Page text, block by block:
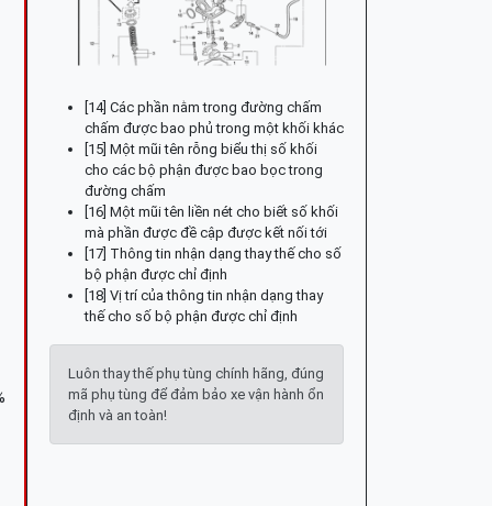
[14] Các phần nằm trong đường chấm
chấm được bao phủ trong một khối khác
[15] Một mũi tên rỗng biểu thị số khối
cho các bộ phận được bao bọc trong
đường chấm
[16] Một mũi tên liền nét cho biết số khối
mà phần được đề cập được kết nối tới
[17] Thông tin nhận dạng thay thế cho số
bộ phận được chỉ định
[18] Vị trí của thông tin nhận dạng thay
thế cho số bộ phận được chỉ định
Luôn thay thế phụ tùng chính hãng, đúng
mã phụ tùng để đảm bảo xe vận hành ổn
định và an toàn!